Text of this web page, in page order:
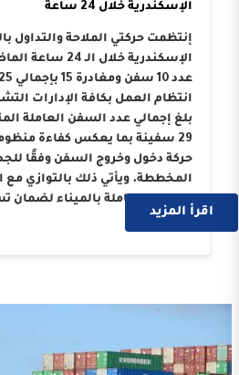
الإسكندرية خلال 24 ساعة
إنتظمت حركتي الملاحة والتداول
الإسكندرية خلال
انتظام العمل بكافة الإدارات
بلغ إجمالي عدد السفن العاملة
29 سفينة بما يعكس كفاءة
حركة دخول وخروج السفن وفقًا
المخططة. ويأتي ذلك بالتوازي مع
الجهات العاملة بالميناء
اقرأ المزيد